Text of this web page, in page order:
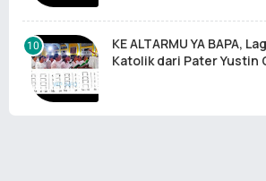
KE ALTARMU YA BAPA,
Katolik dari Pater Yustin